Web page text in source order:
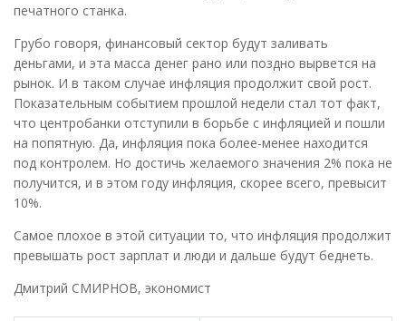
печатного станка.
Грубо говоря, финансовый сектор будут заливать
деньгами, и эта масса денег рано или поздно вырвется на
рынок. И в таком случае инфляция продолжит свой рост.
Показательным событием прошлой недели стал тот факт,
что центробанки отступили в борьбе с инфляцией и пошли
на попятную. Да, инфляция пока более-менее находится
под контролем. Но достичь желаемого значения 2% пока не
получится, и в этом году инфляция, скорее всего, превысит
10%.
Самое плохое в этой ситуации то, что инфляция продолжит
превышать рост зарплат и люди и дальше будут беднеть.
Дмитрий СМИРНОВ, экономист